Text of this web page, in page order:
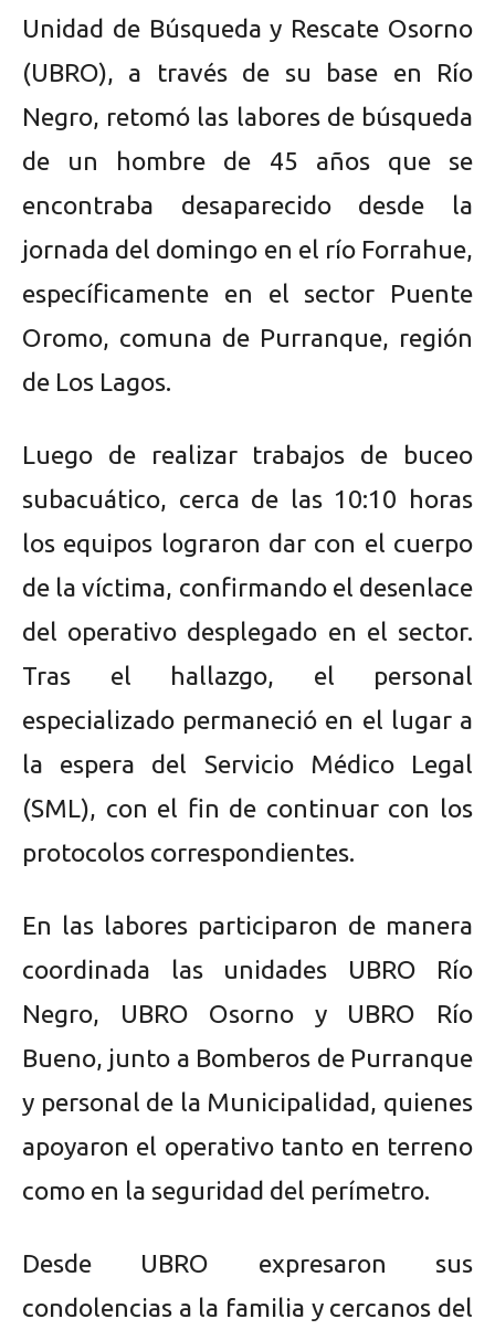
Unidad de Búsqueda y Rescate Osorno
(UBRO), a través de su base en Río
Negro, retomó las labores de búsqueda
de un hombre de 45 años que se
encontraba desaparecido desde la
jornada del domingo en el río Forrahue,
específicamente en el sector Puente
Oromo, comuna de Purranque, región
de Los Lagos.
Luego de realizar trabajos de buceo
subacuático, cerca de las 10:10 horas
los equipos lograron dar con el cuerpo
de la víctima, confirmando el desenlace
del operativo desplegado en el sector.
Tras el hallazgo, el personal
especializado permaneció en el lugar a
la espera del Servicio Médico Legal
(SML), con el fin de continuar con los
protocolos correspondientes.
En las labores participaron de manera
coordinada las unidades UBRO Río
Negro, UBRO Osorno y UBRO Río
Bueno, junto a Bomberos de Purranque
y personal de la Municipalidad, quienes
apoyaron el operativo tanto en terreno
como en la seguridad del perímetro.
Desde UBRO expresaron sus
condolencias a la familia y cercanos del